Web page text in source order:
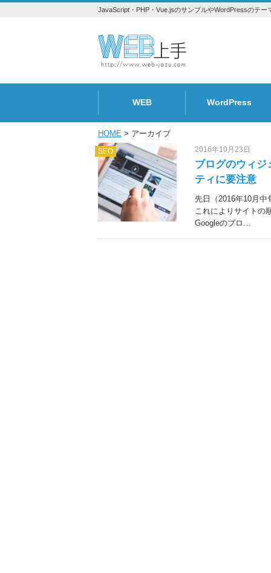
JavaScript・PHP・Vue.jsのサンプルやWordPressのテ
WEB WordPress
HOME > アーカイブ
SEO 2016年10月23日
ブログのウィジ
ティに要注意
先日（2016年10月中
これによりサイトの
Googleのブロ…